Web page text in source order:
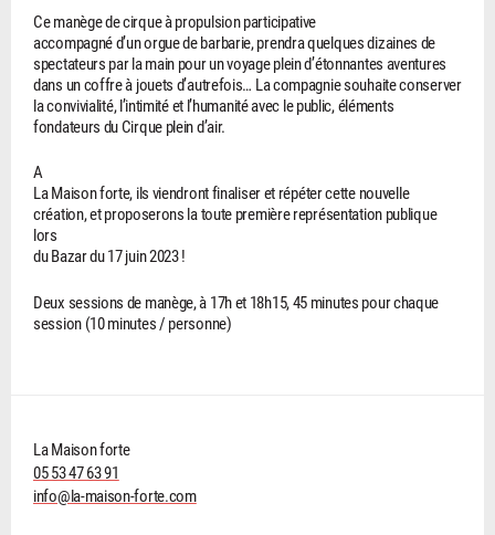
Ce manège de cirque à propulsion participative
accompagné d’un orgue de barbarie, prendra quelques dizaines de
spectateurs par la main pour un voyage plein d’étonnantes aventures
dans un coffre à jouets d’autrefois… La compagnie souhaite conserver
la convivialité, l’intimité et l’humanité avec le public, éléments
fondateurs du Cirque plein d’air.
A
La Maison forte, ils viendront finaliser et répéter cette nouvelle
création, et proposerons la toute première représentation publique
lors
du Bazar du 17 juin 2023 !
Deux sessions de manège, à 17h et 18h15, 45 minutes pour chaque
session (10 minutes / personne)
La Maison forte
05 53 47 63 91
info@la-maison-forte.com